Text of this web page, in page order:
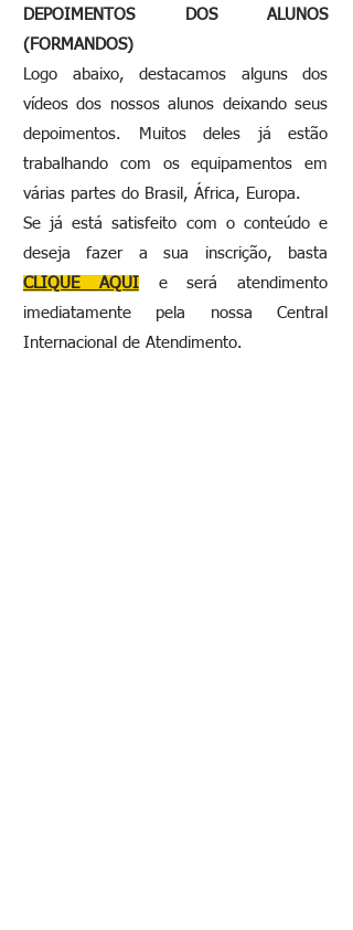
DEPOIMENTOS DOS ALUNOS
(FORMANDOS)
Logo abaixo, destacamos alguns dos
vídeos dos nossos alunos deixando seus
depoimentos. Muitos deles já estão
trabalhando com os equipamentos em
várias partes do Brasil, África, Europa.
Se já está satisfeito com o conteúdo e
deseja fazer a sua inscrição, basta
CLIQUE AQUIe será atendimento
imediatamente pela nossa Central
Internacional de Atendimento.